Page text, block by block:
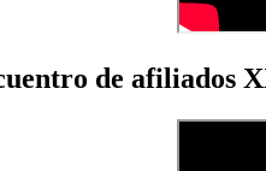
de afiliados